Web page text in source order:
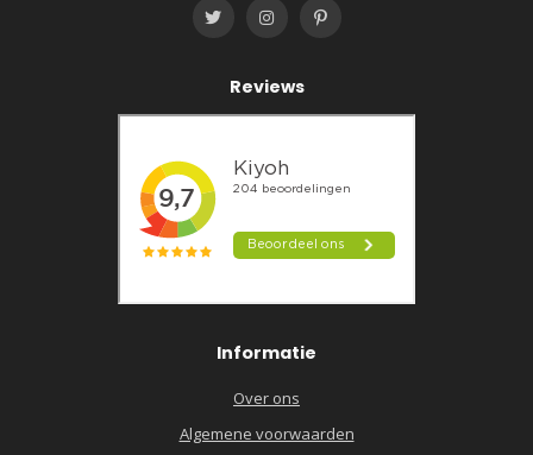
Reviews
Informatie
Over ons
Algemene voorwaarden